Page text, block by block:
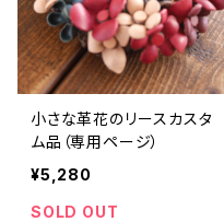
小さな革花のリースカスタ
ム品（専用ページ）
¥5,280
SOLD OUT